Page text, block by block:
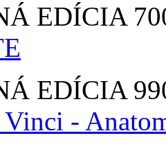
EDÍCIA
EDÍCIA
Vinci -